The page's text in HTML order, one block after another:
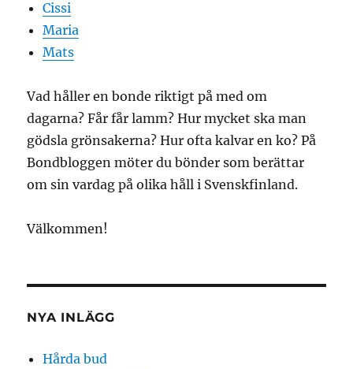
Cissi
Maria
Mats
Vad håller en bonde riktigt på med om
dagarna? Får får lamm? Hur mycket ska man
gödsla grönsakerna? Hur ofta kalvar en ko? På
Bondbloggen möter du bönder som berättar
om sin vardag på olika håll i Svenskfinland.
Välkommen!
NYA INLÄGG
Hårda bud